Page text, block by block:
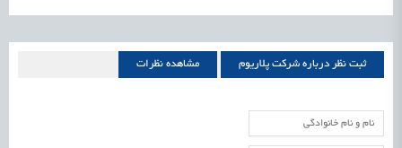
ثبت نظر درباره شرکت پلاریوم مشاهده نظرات